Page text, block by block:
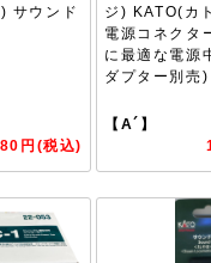
サウンド
円(税込)
ジ) KATO(カ
電源コネクタ
に最適な電源
ダプター別売)
【A´】